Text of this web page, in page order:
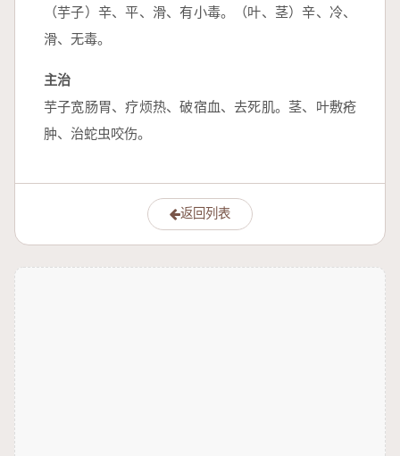
（芋子）辛、平、滑、有小毒。（叶、茎）辛、冷、
滑、无毒。
主治
芋子宽肠胃、疗烦热、破宿血、去死肌。茎、叶敷疮
肿、治蛇虫咬伤。
返回列表